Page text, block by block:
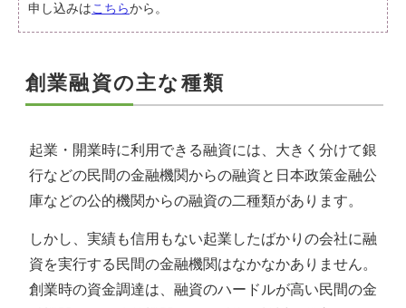
申し込みはこちらから。
創業融資の主な種類
起業・開業時に利用できる融資には、大きく分けて銀
行などの民間の金融機関からの融資と日本政策金融公
庫などの公的機関からの融資の二種類があります。
しかし、実績も信用もない起業したばかりの会社に融
資を実行する民間の金融機関はなかなかありません。
創業時の資金調達は、融資のハードルが高い民間の金